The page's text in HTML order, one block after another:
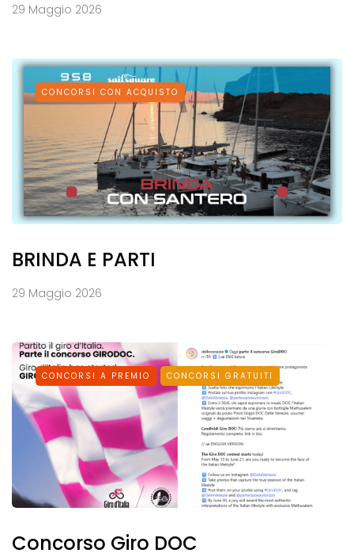
29 Maggio 2026
CONCORSI CON ACQUISTO
BRINDA E PARTI
29 Maggio 2026
CONCORSI A PREMIO CONCORSI GRATUITI
Concorso Giro DOC